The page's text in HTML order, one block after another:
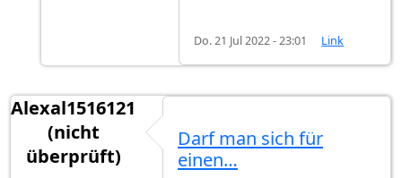
Do. 21 Jul 2022 - 23:01 Link
Alexal1516121
(nicht
überprüft)
Darf man sich für
einen…